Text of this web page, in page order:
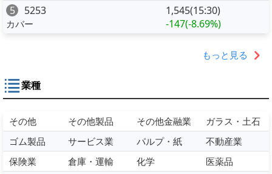
5
5253
カバー
1,545(15:30)
-147(-8.69%)
もっと見る
業種
その他 その他製品 その他金融業
ガラス・土石
ゴム製品
サービス業 パルプ・紙
不動産業
保険業
倉庫・運輸 化学
医薬品